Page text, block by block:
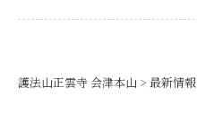
護法山正雲寺 会津本山 > 最新情報